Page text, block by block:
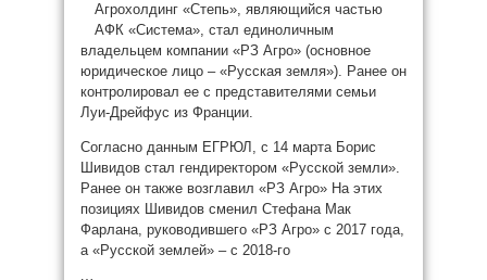
Агрохолдинг «Степь», являющийся частью
АФК «Система», стал единоличным
владельцем компании «РЗ Агро» (основное
юридическое лицо – «Русская земля»). Ранее он
контролировал ее с представителями семьи
Луи-Дрейфус из Франции.
Согласно данным ЕГРЮЛ, с 14 марта Борис
Шивидов стал гендиректором «Русской земли».
Ранее он также возглавил «РЗ Агро» На этих
позициях Шивидов сменил Стефана Мак
Фарлана, руководившего «РЗ Агро» с 2017 года,
а «Русской землей» – с 2018-го